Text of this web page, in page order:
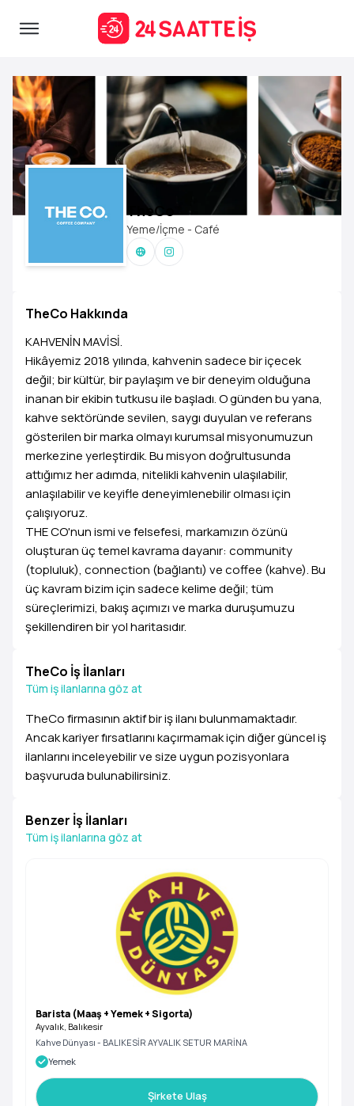
TheCo
Yeme/İçme - Café
TheCo Hakkında
KAHVENİN MAVİSİ.
Hikâyemiz 2018 yılında, kahvenin sadece bir içecek
değil; bir kültür, bir paylaşım ve bir deneyim olduğuna
inanan bir ekibin tutkusu ile başladı. O günden bu yana,
kahve sektöründe sevilen, saygı duyulan ve referans
gösterilen bir marka olmayı kurumsal misyonumuzun
merkezine yerleştirdik. Bu misyon doğrultusunda
attığımız her adımda, nitelikli kahvenin ulaşılabilir,
anlaşılabilir ve keyifle deneyimlenebilir olması için
çalışıyoruz.
THE CO'nun ismi ve felsefesi, markamızın özünü
oluşturan üç temel kavrama dayanır: community
(topluluk), connection (bağlantı) ve coffee (kahve). Bu
üç kavram bizim için sadece kelime değil; tüm
süreçlerimizi, bakış açımızı ve marka duruşumuzu
şekillendiren bir yol haritasıdır.
TheCo İş İlanları
Tüm iş ilanlarına göz at
TheCo firmasının aktif bir iş ilanı bulunmamaktadır.
Ancak kariyer fırsatlarını kaçırmamak için diğer güncel iş
ilanlarını inceleyebilir ve size uygun pozisyonlara
başvuruda bulunabilirsiniz.
Benzer İş İlanları
Tüm iş ilanlarına göz at
Barista (Maaş + Yemek + Sigorta)
Ayvalık, Balıkesir
Kahve Dünyası - BALIKESİR AYVALIK SETUR MARİNA
Yemek
Şirkete Ulaş